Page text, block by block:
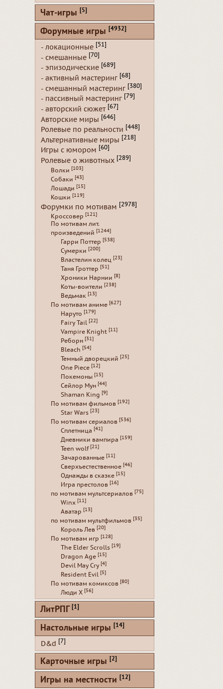
Чат-игры [5]
Форумные игры [4932]
- локационные [51]
- смешанные [70]
- эпизодические [689]
- активный мастеринг [68]
- смешанный мастеринг [380]
- пассивный мастеринг [79]
- авторский сюжет [67]
Авторские миры [646]
Ролевые по реальности [448]
Альтернативные миры [218]
Игры с юмором [60]
Ролевые о животных [289]
Волки [103]
Собаки [43]
Лошади [15]
Кошки [119]
Форумки по мотивам [2978]
Кроссовер [121]
По мотивам лит.
произведений [1244]
Гарри Поттер [538]
Сумерки [200]
Властелин колец [23]
Таня Гроттер [51]
Хроники Нарнии [8]
Коты-воители [238]
Ведьмак [13]
По мотивам аниме [627]
Наруто [179]
Fairy Tail [22]
Vampire Knight [11]
Реборн [31]
Bleach [54]
Темный дворецкий [25]
One Piece [12]
Покемоны [15]
Сейлор Мун [44]
Shaman King [9]
По мотивам фильмов [192]
Star Wars [23]
По мотивам сериалов [536]
Сплетница [41]
Дневники вампира [159]
Teen wolf [21]
Зачарованные [11]
Сверхъестественное [46]
Однажды в сказке [15]
Игра престолов [16]
по мотивам мультсериалов [75]
Winx [11]
Аватар [13]
по мотивам мультфильмов [35]
Король Лев [20]
По мотивам игр [128]
The Elder Scrolls [19]
Dragon Age [15]
Devil May Cry [4]
Resident Evil [5]
По мотивам комиксов [80]
Люди Х [56]
ЛитРПГ [1]
Настольные игры [14]
D&d [7]
Карточные игры [2]
Игры на местности [12]